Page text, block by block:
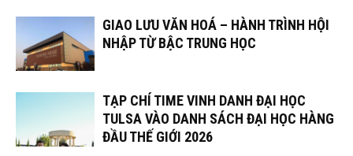
GIAO LƯU VĂN HOÁ – HÀNH TRÌNH HỘI
NHẬP TỪ BẬC TRUNG HỌC
TẠP CHÍ TIME VINH DANH ĐẠI HỌC
TULSA VÀO DANH SÁCH ĐẠI HỌC HÀNG
ĐẦU THẾ GIỚI 2026